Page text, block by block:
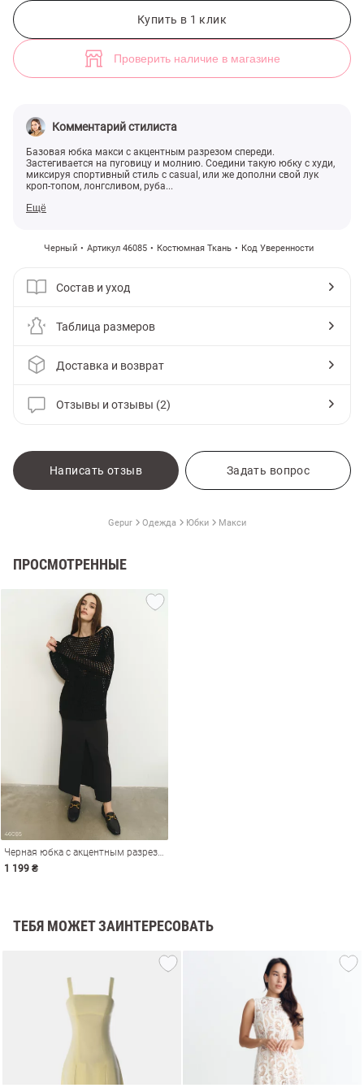
Купить в 1 клик
Проверить наличие в магазине
Комментарий стилиста
Базовая юбка макси с акцентным разрезом спереди.
Застегивается на пуговицу и молнию. Соедини такую юбку с худи,
миксируя спортивный стиль с casual, или же дополни свой лук
кроп-топом, лонгсливом, руба...
Ещё
Черный Артикул 46085 Костюмная Ткань Код Уверенности
Состав и уход
Таблица размеров
Доставка и возврат
Отзывы и отзывы (2)
Написать отзыв Задать вопрос
Gepur Одежда Юбки Макси
ПРОСМОТРЕННЫЕ
Черная юбка с акцентным разрезом
1 199 ₴
ТЕБЯ МОЖЕТ ЗАИНТЕРЕСОВАТЬ
Черная юбка с акцентным разрезом (арт. 46085) ♡ интернет-